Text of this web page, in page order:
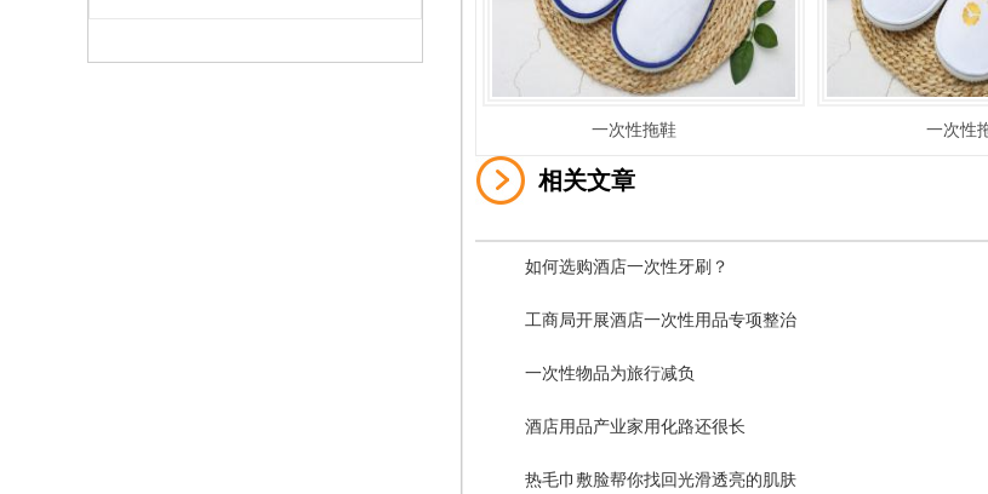
一次性拖鞋 一次性
相关文章
如何选购酒店一次性牙刷？
工商局开展酒店一次性用品专项整治
一次性物品为旅行减负
酒店用品产业家用化路还很长
热毛巾敷脸帮你找回光滑透亮的肌肤